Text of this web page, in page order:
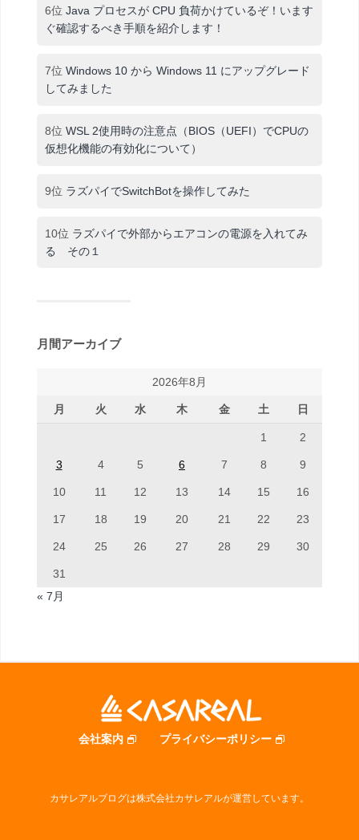
6位 Java プロセスが CPU 負荷かけているぞ！います
ぐ確認するべき手順を紹介します！
7位 Windows 10 から Windows 11 にアップグレード
してみました
8位 WSL 2使用時の注意点（BIOS（UEFI）でCPUの
仮想化機能の有効化について）
9位 ラズパイでSwitchBotを操作してみた
10位 ラズパイで外部からエアコンの電源を入れてみ
る その１
月間アーカイブ
2026年8月
月 火 水 木 金 土 日
1 2
3 4 5 6 7 8 9
10 11 12 13 14 15 16
17 18 19 20 21 22 23
24 25 26 27 28 29 30
31
« 7月
会社案内 プライバシーポリシー
カサレアルブログは株式会社カサレアルが運営しています。